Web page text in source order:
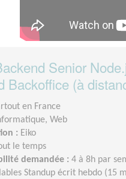
Senior
Backoffice (à
en France
Web
: Eiko
le temps
demandée : 4 à 8h par
Standup écrit hebdo (15